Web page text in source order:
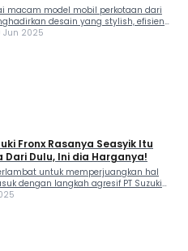
macam model mobil perkotaan dari
desain yang stylish, efisien
untuk mobilitas harian di kota.
Jun 2025
Fronx Rasanya Seasyik Itu
Dari Dulu, Ini dia Harganya!
untuk memperjuangkan hal
dengan langkah agresif PT Suzuki
dalam menghadirkan Compact SUV